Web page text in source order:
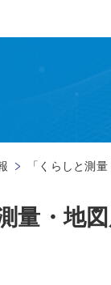
「くらしと測
量・地